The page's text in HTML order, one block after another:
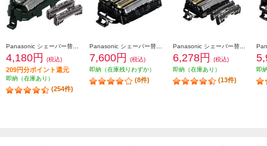
4,180円 (税込)
209円分ポイント還元
即納（在庫あり）
(254件)
7,600円
(税込)
即納（在庫残りわずか）
(8件)
6,278円
(税込)
即納（在庫あり）
(13件)
即